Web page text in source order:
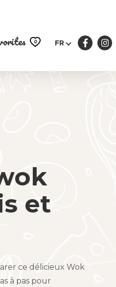
0 FR
et
ce délicieux Wok
à pas pour